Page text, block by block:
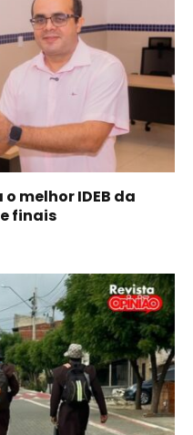
melhor IDEB da
finais